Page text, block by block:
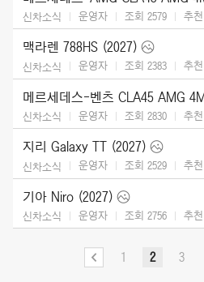
신차소식 운영자 조회 2579 추천
맥라렌 788HS (2027)
신차소식 운영자 조회 2383 추천
신차소식 운영자 조회 2830 추천
지리 Galaxy TT (2027)
신차소식 운영자 조회 2529 추천
기아 Niro (2027)
신차소식 운영자 조회 2756 추천
1 2 3